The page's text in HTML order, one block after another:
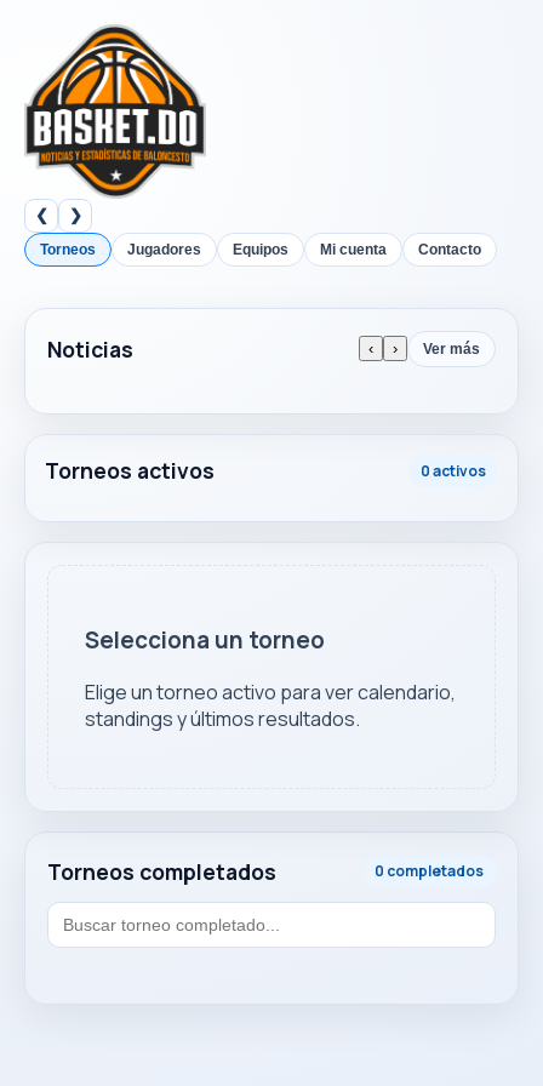
❮ ❯
Torneos Jugadores Equipos Mi cuenta Contacto
Noticias ‹ › Ver más
Torneos activos 0 activos
Torneos completados 0 completados
Selecciona un torneo
Elige un torneo activo para ver calendario,
standings y últimos resultados.